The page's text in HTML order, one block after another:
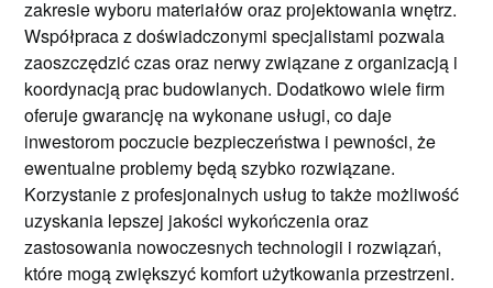
zakresie wyboru materiałów oraz projektowania wnętrz.
Współpraca z doświadczonymi specjalistami pozwala
zaoszczędzić czas oraz nerwy związane z organizacją i
koordynacją prac budowlanych. Dodatkowo wiele firm
oferuje gwarancję na wykonane usługi, co daje
inwestorom poczucie bezpieczeństwa i pewności, że
ewentualne problemy będą szybko rozwiązane.
Korzystanie z profesjonalnych usług to także możliwość
uzyskania lepszej jakości wykończenia oraz
zastosowania nowoczesnych technologii i rozwiązań,
które mogą zwiększyć komfort użytkowania przestrzeni.